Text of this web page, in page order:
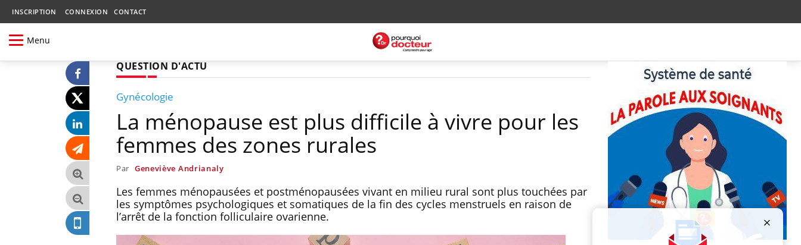
INSCRIPTION CONNEXION CONTACT
Menu
QUESTION D'ACTU
Gynécologie
La ménopause est plus difficile à vivre pour les
femmes des zones rurales
Par Geneviève Andrianaly
Les femmes ménopausées et postménopausées vivant en milieu rural sont plus touchées par
les symptômes psychologiques et somatiques de la fin des cycles menstruels en raison de
l’arrêt de la fonction folliculaire ovarienne.